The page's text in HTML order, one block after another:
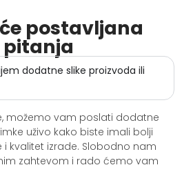
postavljana
pitanja
dodatne slike proizvoda ili
možemo vam poslati dodatne
uživo kako biste imali bolji
i kvalitet izrade. Slobodno nam
zahtevom i rado ćemo vam